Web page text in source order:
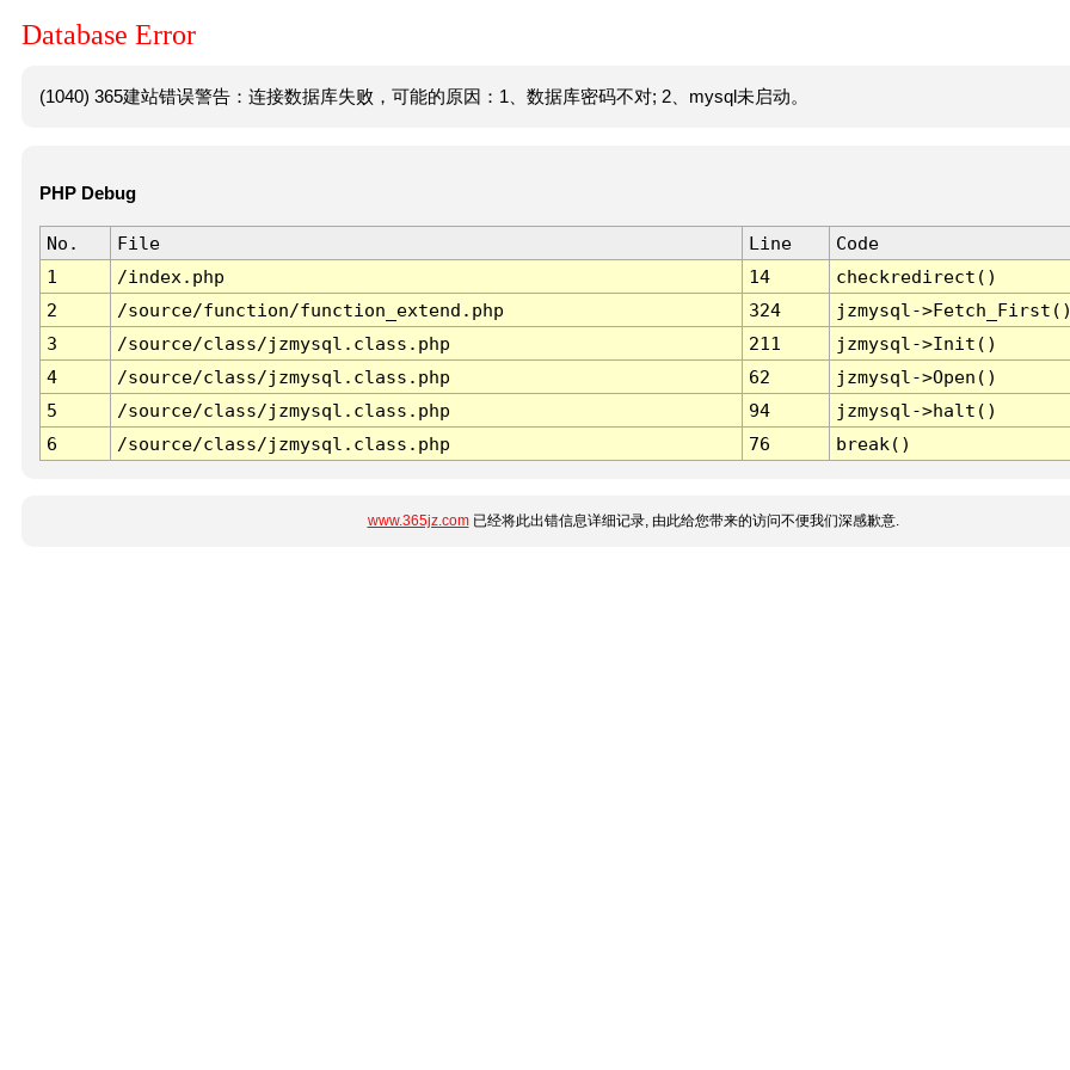
Database Error
(1040) 365建站错误警告：连接数据库失败，可能的原因：1、数据库密码不对; 2、mysql未启动。
PHP Debug
No. File Line
Code
1
/index.php 14
checkredirect()
2
/source/function/function_extend.php 324
jzmysql-
3
/source/class/jzmysql.class.php 211
jzmysql->Init()
4
/source/class/jzmysql.class.php 62
jzmysql->Open()
5
/source/class/jzmysql.class.php 94
jzmysql->halt()
6
/source/class/jzmysql.class.php 76 break()
www.365jz.com已经将此出错信息详细记录, 由此给您带来的访问不便我们深感歉意.